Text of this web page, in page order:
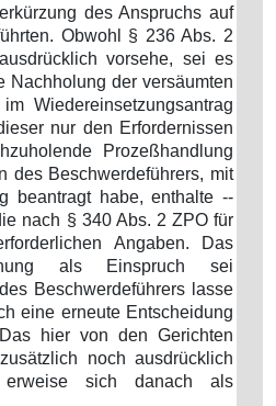
des Anspruchs auf
Obwohl § 236 Abs. 2
vorsehe, sei es
Nachholung der versäumten
Wiedereinsetzungsantrag
nur den Erfordernissen
Prozeßhandlung
des Beschwerdeführers, mit
beantragt habe, enthalte --
nach § 340 Abs. 2 ZPO für
Angaben. Das
als Einspruch sei
Beschwerdeführers lasse
eine erneute Entscheidung
hier von den Gerichten
noch ausdrücklich
erweise sich danach als